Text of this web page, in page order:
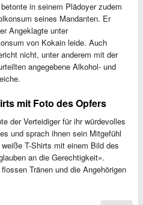
in seinem Plädoyer zudem
seines Mandanten. Er
Angeklagte unter
von Kokain leide. Auch
nicht, unter anderem mit der
angegebene Alkohol- und
mit Foto des Opfers
der Verteidiger für ihr würdevolles
und sprach ihnen sein Mitgefühl
T-Shirts mit einem Bild des
an die Gerechtigkeit».
Tränen und die Angehörigen